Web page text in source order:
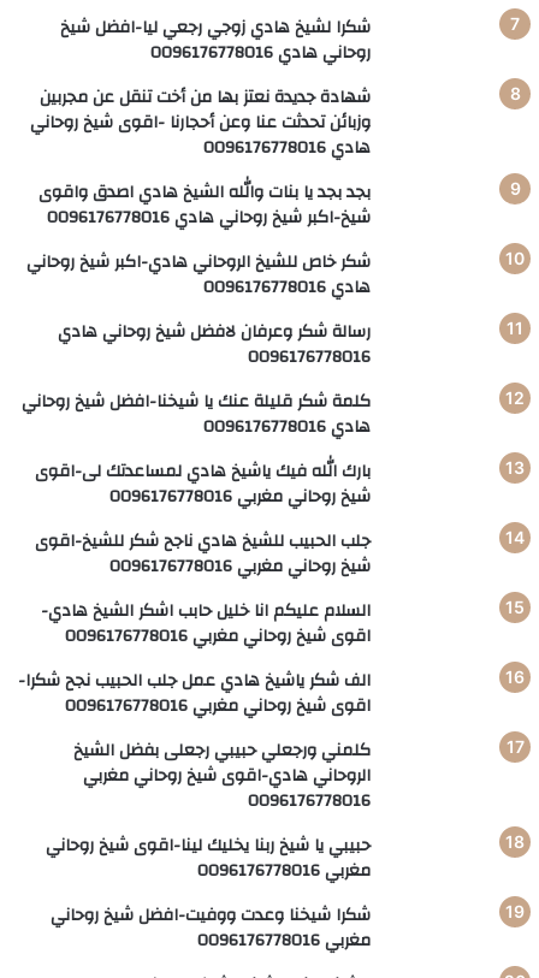
شكرا لشيخ هادي زوجي رجعي ليا-افضل شيخ
روحاني هادي 0096176778016
شهادة جديدة نعتز بها من أخت تنقل عن مجربين
وزبائن تحدثت عنا وعن أحجارنا -اقوى شيخ روحاني
هادي 0096176778016
بجد بجد يا بنات والله الشيخ هادي اصدق واقوى
شيخ-اكبر شيخ روحاني هادي 0096176778016
شكر خاص للشيخ الروحاني هادي-اكبر شيخ روحاني
هادي 0096176778016
رسالة شكر وعرفان لافضل شيخ روحاني هادي
0096176778016
كلمة شكر قليلة عنك يا شيخنا-افضل شيخ روحاني
هادي 0096176778016
بارك الله فيك ياشيخ هادي لمساعدتك لى-اقوى
شيخ روحاني مغربي 0096176778016
جلب الحبيب للشيخ هادي ناجح شكر للشيخ-اقوى
شيخ روحاني مغربي 0096176778016
السلام عليكم انا خليل حابب اشكر الشيخ هادي-
اقوى شيخ روحاني مغربي 0096176778016
الف شكر ياشيخ هادي عمل جلب الحبيب نجح شكرا-
اقوى شيخ روحاني مغربي 0096176778016
كلمني ورجعلي حبيبي رجعلى بفضل الشيخ
الروحاني هادي-اقوى شيخ روحاني مغربي
0096176778016
حبيبي يا شيخ ربنا يخليك لينا-اقوى شيخ روحاني
مغربي 0096176778016
شكرا شيخنا وعدت ووفيت-افضل شيخ روحاني
مغربي 0096176778016